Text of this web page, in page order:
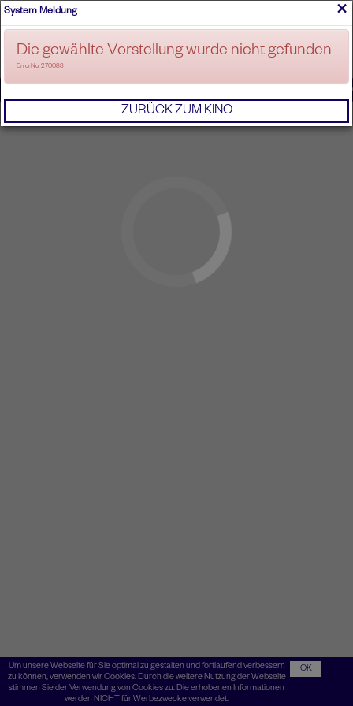
ANMELDEN
Um unsere Webseite für Sie optimal zu gestalten und fortlaufend verbessern
zu können, verwenden wir Cookies. Durch die weitere Nutzung der Webseite
stimmen Sie der Verwendung von Cookies zu. Die erhobenen Informationen
werden NICHT für Werbezwecke verwendet.
OK
×
System Meldung
Die gewählte Vorstellung wurde nicht gefunden
ErrorNo. 270083
ZURÜCK ZUM KINO